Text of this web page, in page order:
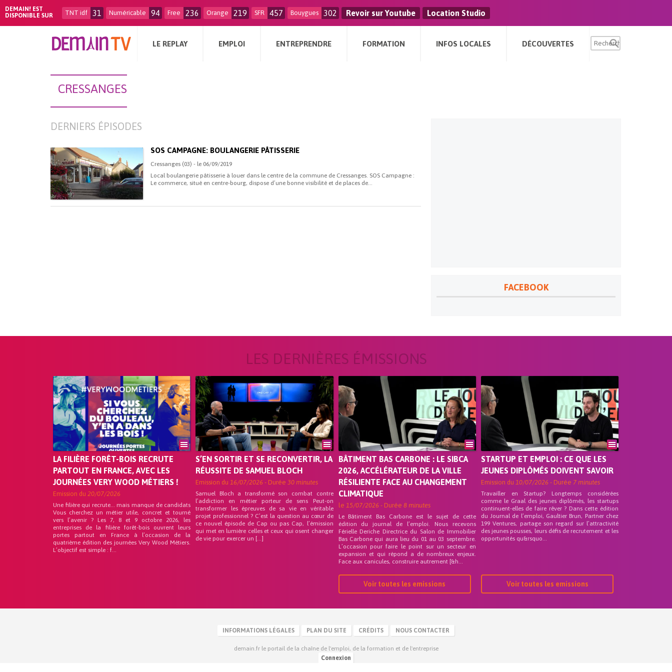
DEMAIN! EST
DISPONIBLE SUR
TNT idf 31 Numéricable 94 Free 236 Orange 219 SFR 457 Bouygues 302 Revoir sur Youtube Location Studio
LE REPLAY EMPLOI ENTREPRENDRE FORMATION INFOS LOCALES DÉCOUVERTES
CRESSANGES
DERNIERS ÉPISODES
SOS CAMPAGNE: BOULANGERIE PÂTISSERIE
Cressanges (03) - le 06/09/2019
Local boulangerie pâtisserie à louer dans le centre de la commune de Cressanges. SOS Campagne :
Le commerce, situé en centre-bourg, dispose d’une bonne visibilité et de places de...
FACEBOOK
LES DERNIÈRES ÉMISSIONS
LA FILIÈRE FORÊT-BOIS RECRUTE
PARTOUT EN FRANCE, AVEC LES
JOURNÉES VERY WOOD MÉTIERS !
Emission du 20/07/2026
Une filière qui recrute… mais manque de candidats
Vous cherchez un métier utile, concret et tourné
vers l’avenir ? Les 7, 8 et 9 octobre 2026, les
entreprises de la filière forêt-bois ouvrent leurs
portes partout en France à l’occasion de la
quatrième édition des journées Very Wood Métiers.
L’objectif est simple : f...
S’EN SORTIR ET SE RECONVERTIR, LA
RÉUSSITE DE SAMUEL BLOCH
Emission du16/07/2026 - Durée30 minutes
Samuel Bloch a transformé son combat contre
l’addiction en métier porteur de sens Peut-on
transformer les épreuves de sa vie en véritable
projet professionnel ? C’est la question au cœur de
ce nouvel épisode de Cap ou pas Cap, l’émission
qui met en lumière celles et ceux qui osent changer
de vie pour exercer un […]
BÂTIMENT BAS CARBONE : LE SIBCA
2026, ACCÉLÉRATEUR DE LA VILLE
RÉSILIENTE FACE AU CHANGEMENT
CLIMATIQUE
le 15/07/2026 - Durée 8 minutes
Le Bâtiment Bas Carbone est le sujet de cette
édition du journal de l’emploi. Nous recevons
Férielle Deriche Directrice du Salon de Immobilier
Bas Carbone qui aura lieu du 01 au 03 septembre.
L’occasion pour faire le point sur un secteur en
expansion et qui répond a de nombreux enjeux.
Face aux canicules, construire autrement [&h...
Voir toutes les emissions
STARTUP ET EMPLOI : CE QUE LES
JEUNES DIPLÔMÉS DOIVENT SAVOIR
Emission du 10/07/2026 - Durée 7 minutes
Travailler en Startup? Longtemps considérées
comme le Graal des jeunes diplômés, les startups
continuent-elles de faire rêver ? Dans cette édition
du Journal de l’emploi, Gaultier Brun, Partner chez
199 Ventures, partage son regard sur l’attractivité
des jeunes pousses, leurs défis de recrutement et les
opportunités qu&rsquo...
Voir toutes les emissions
INFORMATIONS LÉGALES PLAN DU SITE CRÉDITS NOUS CONTACTER
demain.fr le portail de la chaîne de l'emploi, de la formation et de l'entreprise
Connexion